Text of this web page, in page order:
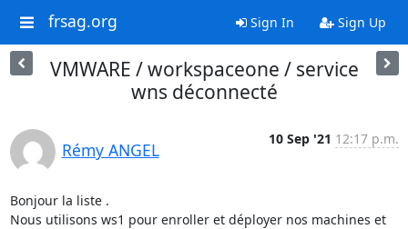
frsag.org Sign In Sign Up
VMWARE / workspaceone / service
wns déconnecté
Rémy ANGEL
10 Sep '21 12:17 p.m.
Bonjour la liste .
Nous utilisons ws1 pour enroller et déployer nos machines et